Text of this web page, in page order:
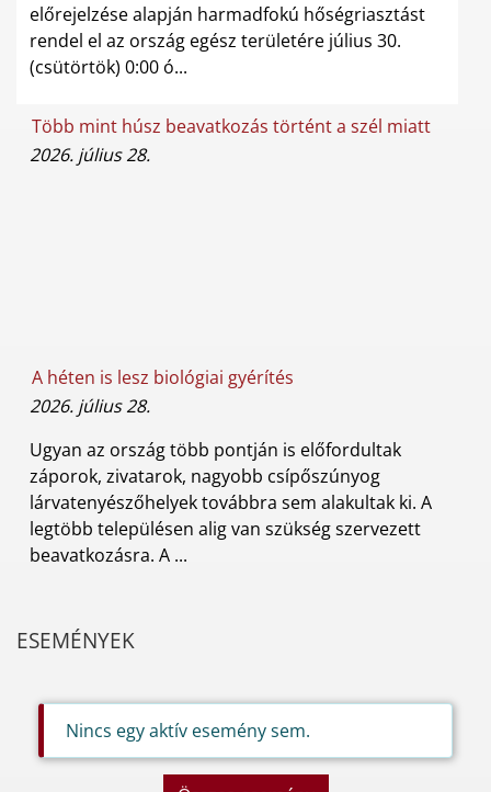
előrejelzése alapján harmadfokú hőségriasztást
rendel el az ország egész területére július 30.
(csütörtök) 0:00 ó...
Több mint húsz beavatkozás történt a szél miatt
2026. július 28.
A héten is lesz biológiai gyérítés
2026. július 28.
Ugyan az ország több pontján is előfordultak
záporok, zivatarok, nagyobb csípőszúnyog
lárvatenyészőhelyek továbbra sem alakultak ki. A
legtöbb településen alig van szükség szervezett
beavatkozásra. A ...
ESEMÉNYEK
Nincs egy aktív esemény sem.